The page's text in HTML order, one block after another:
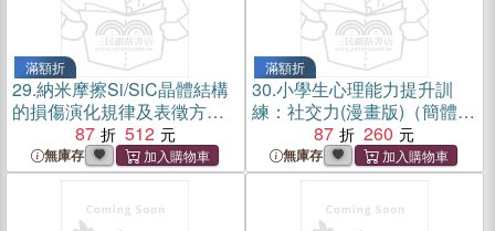
滿額折
29.納米摩擦Si/SiC晶體結構
的損傷演化規律及表徵方法
研究（簡體書）
87 512
無庫存
滿額折
30.小學生心理能力提升訓
練：社交力(漫畫版)（簡體
87 260
無庫存